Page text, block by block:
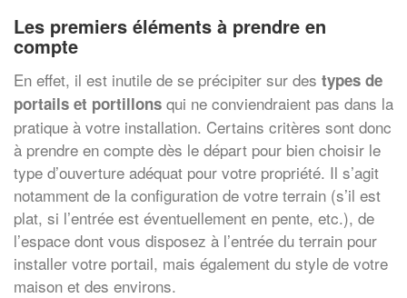
Les premiers éléments à prendre en
compte
En effet, il est inutile de se précipiter sur des types de
portails et portillons qui ne conviendraient pas dans la
pratique à votre installation. Certains critères sont donc
à prendre en compte dès le départ pour bien choisir le
type d’ouverture adéquat pour votre propriété. Il s’agit
notamment de la configuration de votre terrain (s’il est
plat, si l’entrée est éventuellement en pente, etc.), de
l’espace dont vous disposez à l’entrée du terrain pour
installer votre portail, mais également du style de votre
maison et des environs.